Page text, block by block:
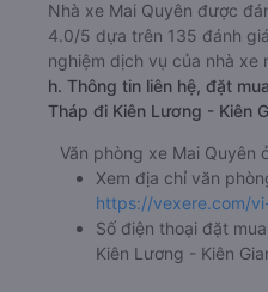
Nhà xe Mai Quyên được
4.0/5 dựa trên 135 đánh
nghiệm dịch vụ của nhà xe
h. Thông tin liên hệ, đặt
Tháp đi Kiên Lương - Kiên
Văn phòng xe Mai Quyên
Xem địa chỉ văn
https://vexere.com/
Số điện thoại đặt
Kiên Lương - Kiên